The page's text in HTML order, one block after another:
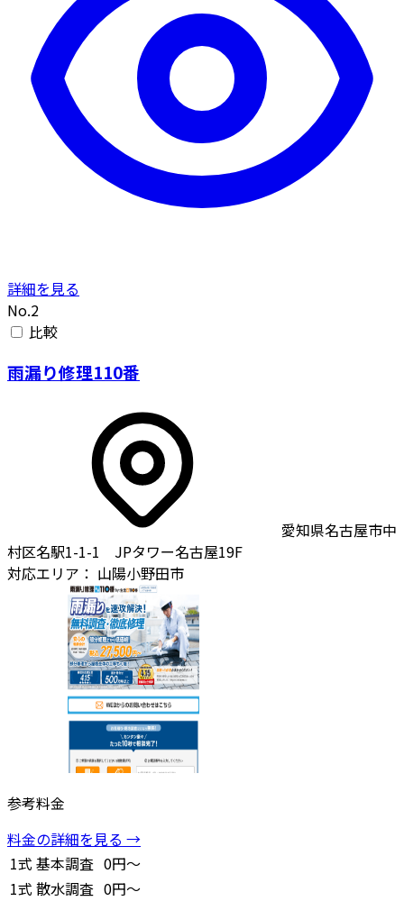
詳細を見る
No.2
比較
雨漏り修理110番
愛知県名古屋市中
村区名駅1-1-1 JPタワー名古屋19F
対応エリア： 山陽小野田市
参考料金
料金の詳細を見る →
1式 基本調査 0円～
1式 散水調査 0円～